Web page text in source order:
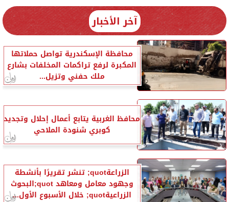
آخر الأخبار
محافظة الإسكندرية تواصل حملاتها
المكبرة لرفع تراكمات المخلفات بشارع
ملك حفني وتزيل...
محافظ الغربية يتابع أعمال إحلال وتجديد
كوبري شنودة الملاحي
الزراعةquot; تنشر تقريرًا بأنشطة
وجهود معامل ومعاهد quot;البحوث
الزراعيةquot; خلال الأسبوع الأول...